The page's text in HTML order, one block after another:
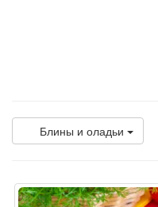
Блины и оладьи